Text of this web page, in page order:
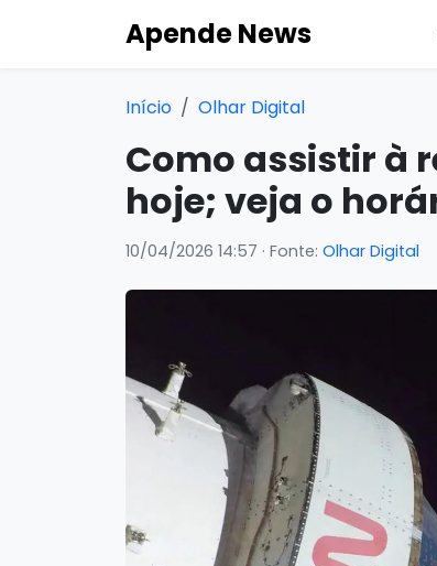
Apende News
Início Olhar Digital
Como assistir à
hoje; veja o
10/04/2026 14:57 · Fonte: Olhar Digital